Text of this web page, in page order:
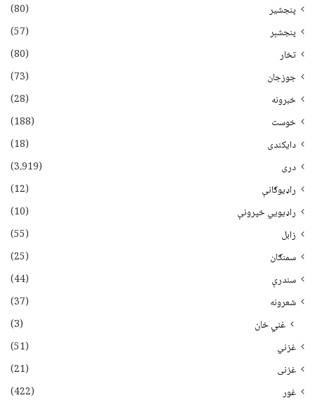
پنجشیر
(80)
پنجشېر
(57)
تخار
(80)
جوزجان
(73)
خبرونه
(28)
خوست
(188)
دایکندی
(18)
دری
(3،919)
راډیوګانې
(12)
راډیويي خپرونې
(10)
زابل
(55)
سمنګان
(25)
سندرې
(44)
شعرونه
(37)
غني خان
(3)
غزني
(51)
غزنی
(21)
غور
(422)